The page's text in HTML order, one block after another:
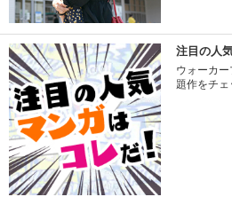
注目の人
ウォーカ
題作をチェ